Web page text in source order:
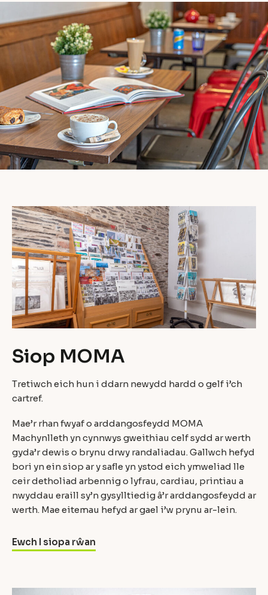
Siop MOMA
Tretiwch eich hun i ddarn newydd hardd o gelf i’ch
cartref.
Mae’r rhan fwyaf o arddangosfeydd MOMA
Machynlleth yn cynnwys gweithiau celf sydd ar werth
gyda’r dewis o brynu drwy randaliadau. Gallwch hefyd
bori yn ein siop ar y safle yn ystod eich ymweliad lle
ceir detholiad arbennig o lyfrau, cardiau, printiau a
nwyddau eraill sy’n gysylltiedig â’r arddangosfeydd ar
werth. Mae eitemau hefyd ar gael i’w prynu ar-lein.
Ewch I siopa rŵan